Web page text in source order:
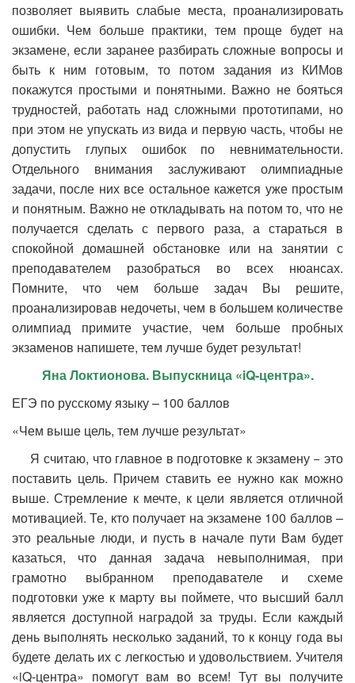
позволяет выявить слабые места, проанализировать
ошибки. Чем больше практики, тем проще будет на
экзамене, если заранее разбирать сложные вопросы и
быть к ним готовым, то потом задания из КИМов
покажутся простыми и понятными. Важно не бояться
трудностей, работать над сложными прототипами, но
при этом не упускать из вида и первую часть, чтобы не
допустить глупых ошибок по невнимательности.
Отдельного внимания заслуживают олимпиадные
задачи, после них все остальное кажется уже простым
и понятным. Важно не откладывать на потом то, что не
получается сделать с первого раза, а стараться в
спокойной домашней обстановке или на занятии с
преподавателем разобраться во всех нюансах.
Помните, что чем больше задач Вы решите,
проанализировав недочеты, чем в большем количестве
олимпиад примите участие, чем больше пробных
экзаменов напишете, тем лучше будет результат!
Яна Локтионова. Выпускница «iQ-центра».
ЕГЭ по русскому языку – 100 баллов
«Чем выше цель, тем лучше результат»
Я считаю, что главное в подготовке к экзамену − это
поставить цель. Причем ставить ее нужно как можно
выше. Стремление к мечте, к цели является отличной
мотивацией. Те, кто получает на экзамене 100 баллов –
это реальные люди, и пусть в начале пути Вам будет
казаться, что данная задача невыполнимая, при
грамотно выбранном преподавателе и схеме
подготовки уже к марту вы поймете, что высший балл
является доступной наградой за труды. Если каждый
день выполнять несколько заданий, то к концу года вы
будете делать их с легкостью и удовольствием. Учителя
«iQ-центра» помогут вам во всем! Тут вы получите